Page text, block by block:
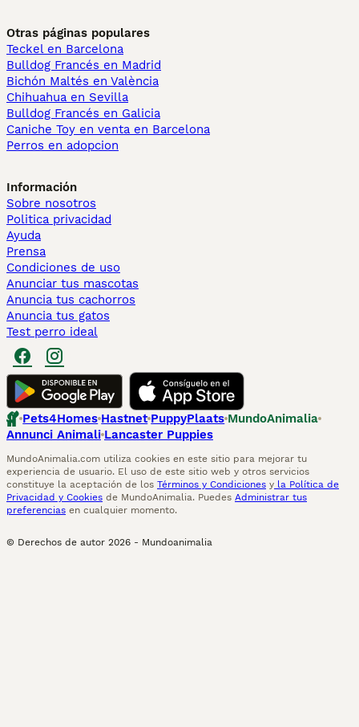
Otras páginas populares
Teckel en Barcelona
Bulldog Francés en Madrid
Bichón Maltés en València
Chihuahua en Sevilla
Bulldog Francés en Galicia
Caniche Toy en venta en Barcelona
Perros en adopcion
Información
Sobre nosotros
Politica privacidad
Ayuda
Prensa
Condiciones de uso
Anunciar tus mascotas
Anuncia tus cachorros
Anuncia tus gatos
Test perro ideal
Pets4Homes Hastnet PuppyPlaats MundoAnimalia
Annunci Animali Lancaster Puppies
MundoAnimalia.com utiliza cookies en este sitio para mejorar tu
experiencia de usuario. El uso de este sitio web y otros servicios
constituye la aceptación de los Términos y Condiciones y la Política de
Privacidad y Cookies de MundoAnimalia. Puedes Administrar tus
preferencias en cualquier momento.
© Derechos de autor 2026 - Mundoanimalia